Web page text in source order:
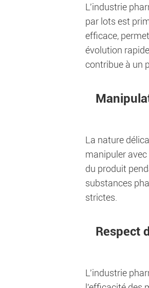
L'industrie
par lots est
efficace,
évolution
contribue à un
La nature
manipuler
du produit
substances
strictes.
Respect
L'industrie